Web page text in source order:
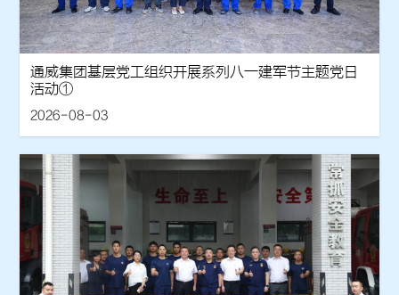
通威集团基层党工组织开展系列八一建军节主题党日
活动①
2026-08-03